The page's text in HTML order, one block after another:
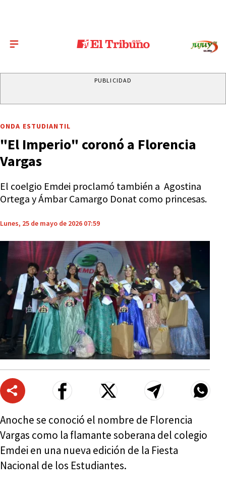
PUBLICIDAD
ONDA ESTUDIANTIL
"El Imperio" coronó a Florencia
Vargas
El coelgio Emdei proclamó también a Agostina
Ortega y Ámbar Camargo Donat como princesas.
Lunes, 25 de mayo de 2026 07:59
Anoche se conoció el nombre de Florencia
Vargas como la flamante soberana del colegio
Emdei en una nueva edición de la Fiesta
Nacional de los Estudiantes.